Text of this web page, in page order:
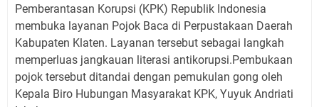
Pemberantasan Korupsi (KPK) Republik Indonesia
membuka layanan Pojok Baca di Perpustakaan Daerah
Kabupaten Klaten. Layanan tersebut sebagai langkah
memperluas jangkauan literasi antikorupsi.Pembukaan
pojok tersebut ditandai dengan pemukulan gong oleh
Kepala Biro Hubungan Masyarakat KPK, Yuyuk Andriati